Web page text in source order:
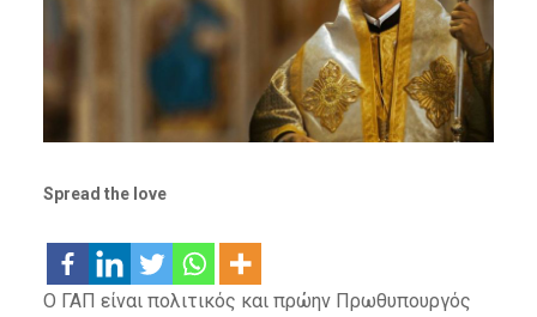
Spread the love
Ο ΓΑΠ είναι πολιτικός και πρώην Πρωθυπουργός